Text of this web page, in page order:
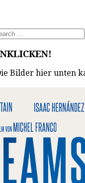
Bilder hier unten